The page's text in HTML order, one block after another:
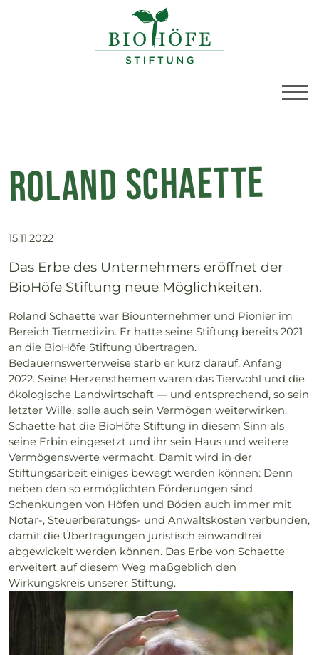
BioBoden |
Roland Schaette
15.11.2022
Das Erbe des Unternehmers eröffnet der
BioHöfe Stiftung neue Möglichkeiten.
Roland Schaette war Biounternehmer und Pionier im
Bereich Tiermedizin. Er hatte seine Stiftung bereits 2021
an die BioHöfe Stiftung übertragen.
Bedauernswerterweise starb er kurz darauf, Anfang
2022. Seine Herzensthemen waren das Tierwohl und die
ökologische Landwirtschaft — und entsprechend, so sein
letzter Wille, solle auch sein Vermögen weiterwirken.
Schaette hat die BioHöfe Stiftung in diesem Sinn als
seine Erbin eingesetzt und ihr sein Haus und weitere
Vermögenswerte vermacht. Damit wird in der
Stiftungsarbeit einiges bewegt werden können: Denn
neben den so ermöglichten Förderungen sind
Schenkungen von Höfen und Böden auch immer mit
Notar-, Steuerberatungs- und Anwaltskosten verbunden,
damit die Übertragungen juristisch einwandfrei
abgewickelt werden können. Das Erbe von Schaette
erweitert auf diesem Weg maßgeblich den
Wirkungskreis unserer Stiftung.